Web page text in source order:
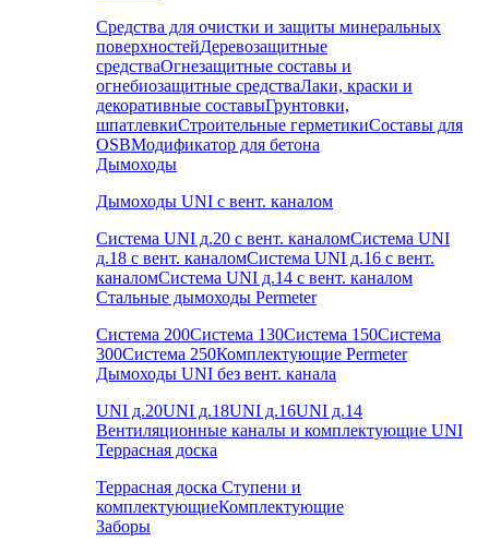
Средства для очистки и защиты минеральных
поверхностейДеревозащитные
средстваОгнезащитные составы и
огнебиозащитные средстваЛаки, краски и
декоративные составыГрунтовки,
шпатлевкиСтроительные герметикиСоставы для
OSBМодификатор для бетона
Дымоходы
Дымоходы UNI с вент. каналом
Система UNI д.20 с вент. каналомСистема UNI
д.18 с вент. каналомСистема UNI д.16 с вент.
каналомСистема UNI д.14 с вент. каналом
Стальные дымоходы Permeter
Система 200Система 130Система 150Система
300Система 250Комплектующие Permeter
Дымоходы UNI без вент. канала
UNI д.20UNI д.18UNI д.16UNI д.14
Вентиляционные каналы и комплектующие UNI
Террасная доска
Террасная доска Ступени и
комплектующиеКомплектующие
Заборы